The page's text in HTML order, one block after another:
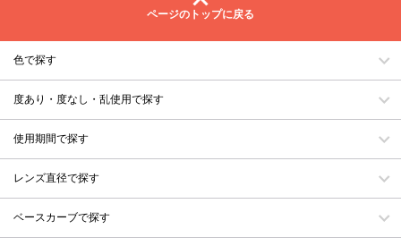
ページのトップに戻る
色で探す
度あり・度なし・乱使用で探す
使用期間で探す
レンズ直径で探す
ベースカーブで探す